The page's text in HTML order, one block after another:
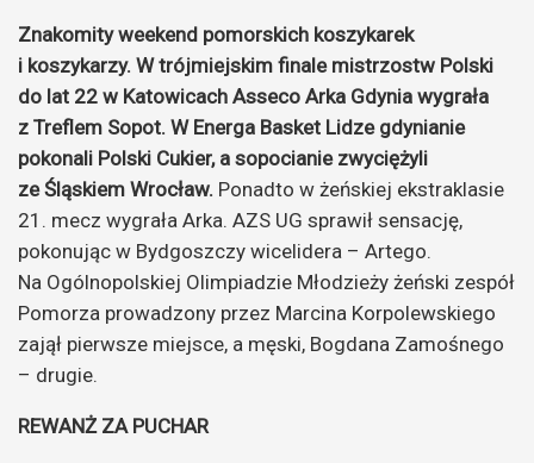
Znakomity weekend pomorskich koszykarek
i koszykarzy. W trójmiejskim finale mistrzostw Polski
do lat 22 w Katowicach Asseco Arka Gdynia wygrała
z Treflem Sopot. W Energa Basket Lidze gdynianie
pokonali Polski Cukier, a sopocianie zwyciężyli
ze Śląskiem Wrocław. Ponadto w żeńskiej ekstraklasie
21. mecz wygrała Arka. AZS UG sprawił sensację,
pokonując w Bydgoszczy wicelidera – Artego.
Na Ogólnopolskiej Olimpiadzie Młodzieży żeński zespół
Pomorza prowadzony przez Marcina Korpolewskiego
zajął pierwsze miejsce, a męski, Bogdana Zamośnego
– drugie.
REWANŻ ZA PUCHAR